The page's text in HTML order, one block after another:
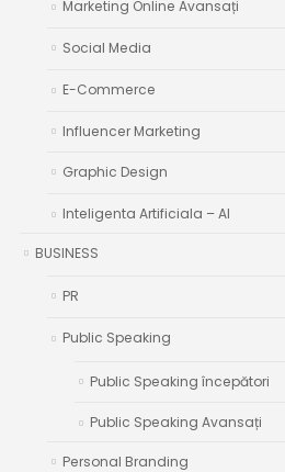
Marketing Online Avansați
Social Media
E-Commerce
Influencer Marketing
Graphic Design
Inteligenta Artificiala – AI
BUSINESS
PR
Public Speaking
Public Speaking începători
Public Speaking Avansați
Personal Branding